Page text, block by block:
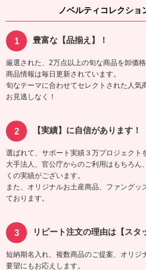
ノベルティコレクショ
豊富な【品揃え】！
厳選された、2万点以上の旬な商品を卸価格
商品情報は毎日更新されています。
旬なテーマに合わせてセレクトされた人気
お見逃しなく！
【実績】に自信があります！
選ばれて、サポート実績３万プロジェクト
大手法人、官公庁からのご利用はもちろん
くの実績がございます。
また、オリジナルお土産商品、ファングッ
ております。
リピート注文の理由は【スタ
短納期名入れ、複数商品のご提案、オリジ
要望にもお応えします。